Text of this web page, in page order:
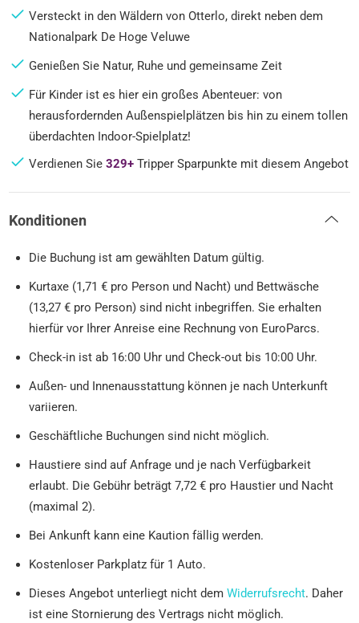
Versteckt in den Wäldern von Otterlo, direkt neben dem
Nationalpark De Hoge Veluwe
Genießen Sie Natur, Ruhe und gemeinsame Zeit
Für Kinder ist es hier ein großes Abenteuer: von
herausfordernden Außenspielplätzen bis hin zu einem tollen
überdachten Indoor-Spielplatz!
Verdienen Sie329+ Tripper Sparpunkte mit diesem Angebot
Konditionen
Die Buchung ist am gewählten Datum gültig.
Kurtaxe (1,71 € pro Person und Nacht) und Bettwäsche
(13,27 € pro Person) sind nicht inbegriffen. Sie erhalten
hierfür vor Ihrer Anreise eine Rechnung von EuroParcs.
Check-in ist ab 16:00 Uhr und Check-out bis 10:00 Uhr.
Außen- und Innenausstattung können je nach Unterkunft
variieren.
Geschäftliche Buchungen sind nicht möglich.
Haustiere sind auf Anfrage und je nach Verfügbarkeit
erlaubt. Die Gebühr beträgt 7,72 € pro Haustier und Nacht
(maximal 2).
Bei Ankunft kann eine Kaution fällig werden.
Kostenloser Parkplatz für 1 Auto.
Dieses Angebot unterliegt nicht demWiderrufsrecht. Daher
ist eine Stornierung des Vertrags nicht möglich.